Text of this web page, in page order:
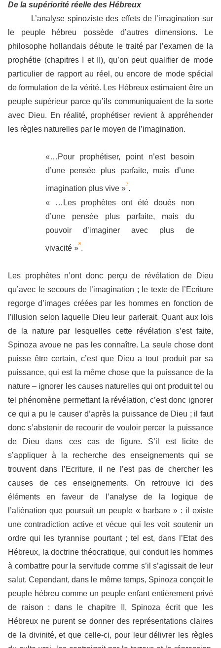
De la supériorité réelle des Hébreux
L’analyse spinoziste des effets de l’imagination sur
le peuple hébreu possède d’autres dimensions. Le
philosophe hollandais débute le traité par l’examen de la
prophétie (chapitres I et II), qu’on peut qualifier de mode
particulier de rapport au réel, ou encore de mode spécial
de formulation de la vérité. Les Hébreux estimaient être un
peuple supérieur parce qu’ils communiquaient de la sorte
avec Dieu. En réalité, prophétiser revient à appréhender
les règles naturelles par le moyen de l’imagination.
«…Pour prophétiser, point n’est besoin
d’une pensée plus parfaite, mais d’une
imagination plus vive »7.
« …Les prophètes ont été doués non
d’une pensée plus parfaite, mais du
pouvoir d’imaginer avec plus de
vivacité »8.
Les prophètes n’ont donc perçu de révélation de Dieu
qu’avec le secours de l’imagination ; le texte de l’Ecriture
regorge d’images créées par les hommes en fonction de
l’illusion selon laquelle Dieu leur parlerait. Quant aux lois
de la nature par lesquelles cette révélation s’est faite,
Spinoza avoue ne pas les connaître. La seule chose dont
puisse être certain, c’est que Dieu a tout produit par sa
puissance, qui est la même chose que la puissance de la
nature – ignorer les causes naturelles qui ont produit tel ou
tel phénomène permettant la révélation, c’est donc ignorer
ce qui a pu le causer d’après la puissance de Dieu ; il faut
donc s’abstenir de recourir de vouloir percer la puissance
de Dieu dans ces cas de figure. S’il est licite de
s’appliquer à la recherche des enseignements qui se
trouvent dans l’Ecriture, il ne l’est pas de chercher les
causes de ces enseignements. On retrouve ici des
éléments en faveur de l’analyse de la logique de
l’aliénation que poursuit un peuple « barbare » : il existe
une contradiction active et vécue qui les voit soutenir un
ordre qui les tyrannise pourtant ; tel est, dans l’Etat des
Hébreux, la doctrine théocratique, qui conduit les hommes
à combattre pour la servitude comme s’il s’agissait de leur
salut. Cependant, dans le même temps, Spinoza conçoit le
peuple hébreu comme un peuple enfant entièrement privé
de raison : dans le chapitre II, Spinoza écrit que les
Hébreux ne purent se donner des représentations claires
de la divinité, et que celle-ci, pour leur délivrer les règles